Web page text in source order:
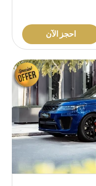
احجز الآن